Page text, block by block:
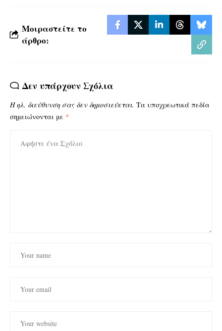
Μοιραστείτε το
άρθρο:
Δεν υπάρχουν Σχόλια
Η ηλ. διεύθυνση σας δεν δημοσιεύεται. Τα υποχρεωτικά πεδία
σημειώνονται με *